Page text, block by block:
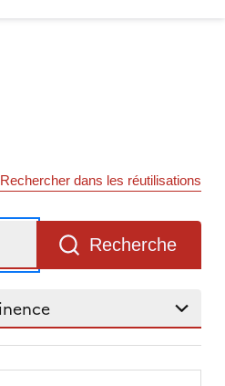
Rechercher dans les réutilisations
Recherche